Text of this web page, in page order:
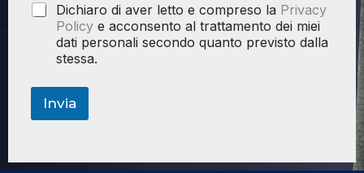
Dichiaro di aver letto e compreso la Privacy
Policy e acconsento al trattamento dei miei
dati personali secondo quanto previsto dalla
stessa.
Invia